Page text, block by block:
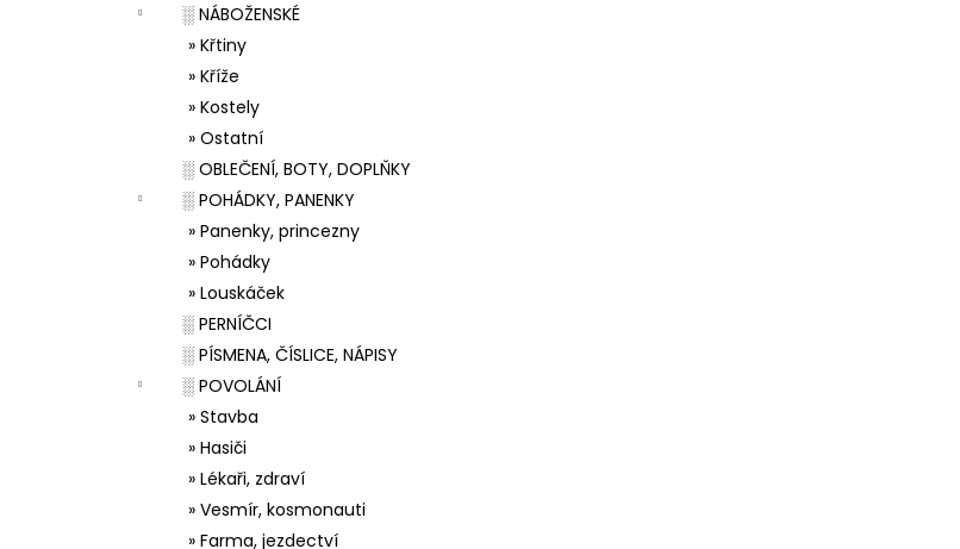
░ NÁBOŽENSKÉ
» Křtiny
» Kříže
» Kostely
» Ostatní
░ OBLEČENÍ, BOTY, DOPLŇKY
░ POHÁDKY, PANENKY
» Panenky, princezny
» Pohádky
» Louskáček
░ PERNÍČCI
░ PÍSMENA, ČÍSLICE, NÁPISY
░ POVOLÁNÍ
» Stavba
» Hasiči
» Lékaři, zdraví
» Vesmír, kosmonauti
» Farma, jezdectví